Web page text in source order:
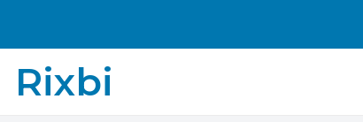
Rixbi